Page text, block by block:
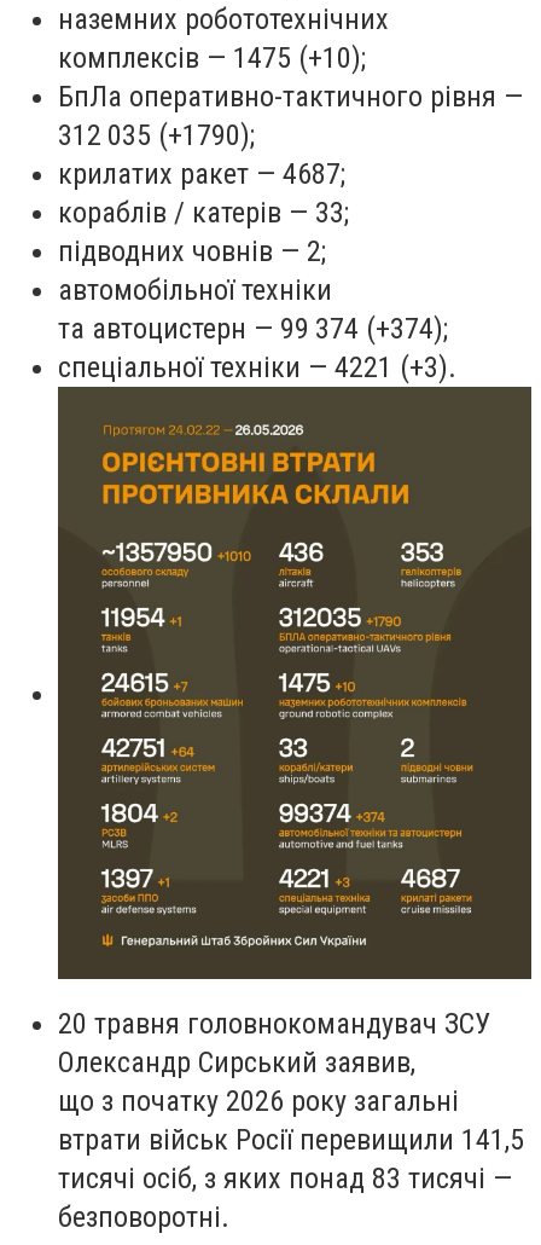
наземних робототехнічних
комплексів — 1475 (+10);
БпЛа оперативно-тактичного рівня —
312 035 (+1790);
крилатих ракет — 4687;
кораблів / катерів — 33;
підводних човнів — 2;
автомобільної техніки
та автоцистерн — 99 374 (+374);
спеціальної техніки — 4221 (+3).
20 травня головнокомандувач ЗСУ
Олександр Сирський заявив,
що з початку 2026 року загальні
втрати військ Росії перевищили 141,5
тисячі осіб, з яких понад 83 тисячі —
безповоротні.